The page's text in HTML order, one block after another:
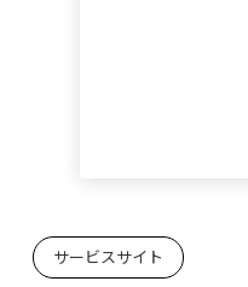
サービスサイト